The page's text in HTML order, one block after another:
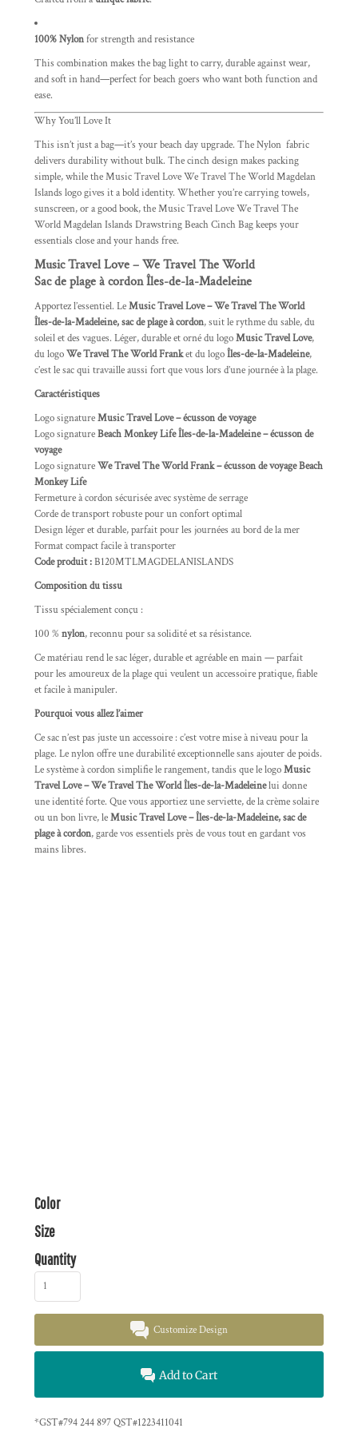
100% Nylonfor strength and resistance
This combination makes the bag light to carry, durable against wear,
and soft in hand—perfect for beach goers who want both function and
ease.
Why You’ll Love It
This isn’t just a bag—it’s your beach day upgrade. The Nylon fabric
delivers durability without bulk. The cinch design makes packing
simple, while the Music Travel Love We Travel The World Magdelan
Islands logo gives it a bold identity. Whether you’re carrying towels,
sunscreen, or a good book, the Music Travel Love We Travel The
World Magdelan Islands Drawstring Beach Cinch Bag keeps your
essentials close and your hands free.
Music Travel Love – We Travel The World
Sac de plage à cordon Îles-de-la-Madeleine
Apportez l’essentiel. LeMusic Travel Love – We Travel The World
Îles-de-la-Madeleine, sac de plage à cordon, suit le rythme du sable, du
soleil et des vagues. Léger, durable et orné du logoMusic Travel Love,
du logoWe Travel The World Franket du logoÎles-de-la-Madeleine,
c’est le sac qui travaille aussi fort que vous lors d’une journée à la plage.
Caractéristiques
Logo signatureMusic Travel Love – écusson de voyage
Logo signatureBeach Monkey Life Îles-de-la-Madeleine – écusson de
voyage
Logo signatureWe Travel The World Frank – écusson de voyage Beach
Monkey Life
Fermeture à cordon sécurisée avec système de serrage
Corde de transport robuste pour un confort optimal
Design léger et durable, parfait pour les journées au bord de la mer
Format compact facile à transporter
Code produit :B120MTLMAGDELANISLANDS
Composition du tissu
Tissu spécialement conçu :
100 % nylon, reconnu pour sa solidité et sa résistance.
Ce matériau rend le sac léger, durable et agréable en main — parfait
pour les amoureux de la plage qui veulent un accessoire pratique, fiable
et facile à manipuler.
Pourquoi vous allez l’aimer
Ce sac n’est pas juste un accessoire : c’est votre mise à niveau pour la
plage. Le nylon offre une durabilité exceptionnelle sans ajouter de poids.
Le système à cordon simplifie le rangement, tandis que le logoMusic
Travel Love – We Travel The World Îles-de-la-Madeleinelui donne
une identité forte. Que vous apportiez une serviette, de la crème solaire
ou un bon livre, leMusic Travel Love – Îles-de-la-Madeleine, sac de
plage à cordon, garde vos essentiels près de vous tout en gardant vos
mains libres.
Color
Size
Quantity
Customize Design
Add to Cart
*GST#794 244 897 QST#1223411041